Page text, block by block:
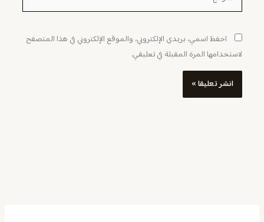
احفظ اسمي، بريدي الإلكتروني، والموقع الإلكتروني في هذا المتصفح
لاستخدامها المرة المقبلة في تعليقي.